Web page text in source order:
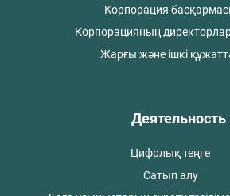
Корпорация
Корпорацияның директорлар
Жарғы және ішкі
Деятельность
Цифрлық теңге
Сатып алу